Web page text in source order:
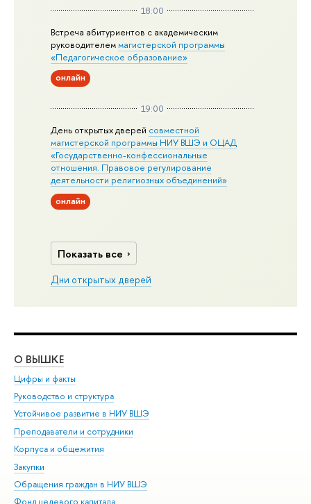
18:00
Встреча абитуриентов с академическим
руководителеммагистерской программы
«Педагогическое образование»
онлайн
19:00
День открытых дверей совместной
магистерской программы НИУ ВШЭ и ОЦАД
«Государственно-конфессиональные
отношения. Правовое регулирование
деятельности религиозных объединений»
онлайн
Показать все
Дни открытых дверей
О ВЫШКЕ
Цифры и факты
Руководство и структура
Устойчивое развитие в НИУ ВШЭ
Преподаватели и сотрудники
Корпуса и общежития
Закупки
Обращения граждан в НИУ ВШЭ